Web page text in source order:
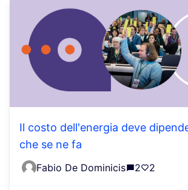
Il costo dell'energia deve
che se ne fa
Fabio De Dominicis 2 2